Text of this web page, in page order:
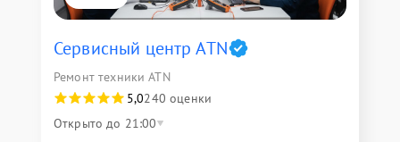
Сервисный центр ATN
Ремонт техники ATN
5,0240 оценки
Открыто до 21:00